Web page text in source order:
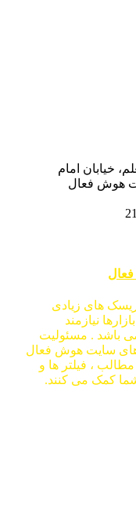
خیابان امام
های زیادی
نیازمند
باشد . مسئولیت
های سایت هوش فعال
، فیلتر ها و
شما کمک می کنند.